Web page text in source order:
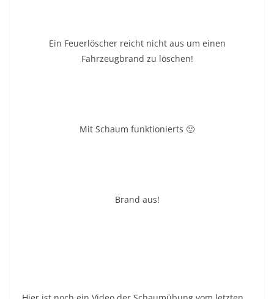
Ein Feuerlöscher reicht nicht aus um einen
Fahrzeugbrand zu löschen!
Mit Schaum funktionierts 🙂
Brand aus!